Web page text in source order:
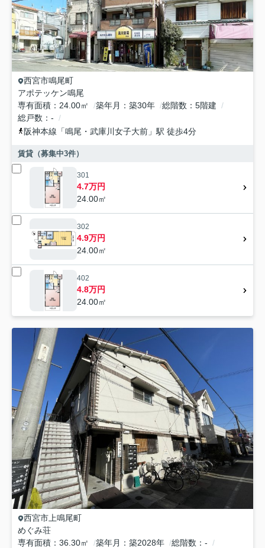
西宮市鳴尾町
アポテッケン鳴尾
専有面積
24.00㎡ 築年月 築30年 総階数
5階建
総戸数
-
阪神本線 「鳴尾・武庫川女子大前 」駅 徒歩4分
賃貸（募集中3件）
301
4.7万円
24.00㎡
302
4.9万円
24.00㎡
402
4.8万円
24.00㎡
西宮市 上鳴尾町
めぐみ荘
専有面積
36.30㎡ 築年月 築2028年 総階数
-